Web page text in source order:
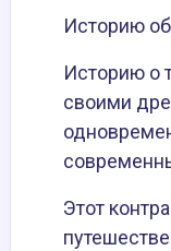
Историю
Историю о
своими
Этот